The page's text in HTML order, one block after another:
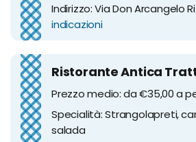
Indirizzo: Via Don Arcangelo
indicazioni
Ristorante Antica
Prezzo medio: da €35,00 a
Specialità: Strangolapreti,
salada